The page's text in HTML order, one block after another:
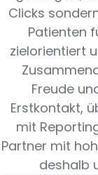
Clicks
Patienten
zielorientiert
Freude
Erstkontakt,
mit
Partner mit
deshalb